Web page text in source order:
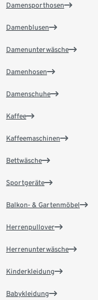
Damensporthosen
Damenblusen
Damenunterwäsche
Damenhosen
Damenschuhe
Kaffee
Kaffeemaschinen
Bettwäsche
Sportgeräte
Balkon- & Gartenmöbel
Herrenpullover
Herrenunterwäsche
Kinderkleidung
Babykleidung